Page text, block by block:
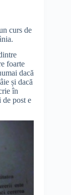
curs de
foarte
dacă
și dacă
în
post e